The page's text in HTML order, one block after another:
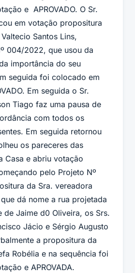
e APROVADO. O Sr.
em votação propositura
Santos Lins,
004/2022, que usou da
importância do seu
seguida foi colocado em
Em seguida o Sr.
Tiago faz uma pausa de
com todos os
Em seguida retornou
os pareceres das
Casa e abriu votação
pelo Projeto Nº
da Sra. vereadora
dá nome a rua projetada
de Jaime d0 Oliveira, os Srs.
Jácio e Sérgio Augusto
a propositura da
Robélia e na sequência foi
e APROVADA.